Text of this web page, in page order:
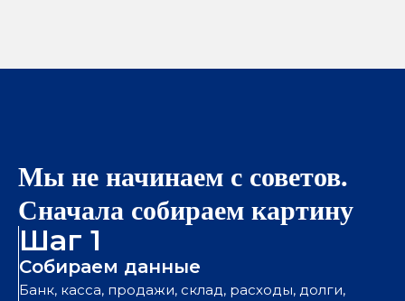
Мы не начинаем с советов.
Сначала собираем картину
Шаг 1
Собираем данные
Банк, касса, продажи, склад, расходы, долги,